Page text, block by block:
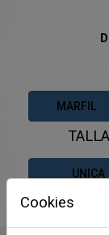
MARFIL
TALLA
UNICA
Cookies